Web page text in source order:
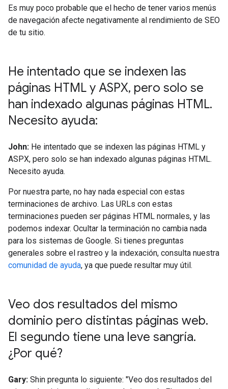
Es muy poco probable que el hecho de tener varios menús
de navegación afecte negativamente al rendimiento de SEO
de tu sitio.
He intentado que se indexen las
páginas HTML y ASPX, pero solo se
han indexado algunas páginas HTML.
Necesito ayuda:
John: He intentado que se indexen las páginas HTML y
ASPX, pero solo se han indexado algunas páginas HTML.
Necesito ayuda.
Por nuestra parte, no hay nada especial con estas
terminaciones de archivo. Las URLs con estas
terminaciones pueden ser páginas HTML normales, y las
podemos indexar. Ocultar la terminación no cambia nada
para los sistemas de Google. Si tienes preguntas
generales sobre el rastreo y la indexación, consulta nuestra
comunidad de ayuda, ya que puede resultar muy útil.
Veo dos resultados del mismo
dominio pero distintas páginas web.
El segundo tiene una leve sangría.
¿Por qué?
Gary: Shin pregunta lo siguiente: "Veo dos resultados del